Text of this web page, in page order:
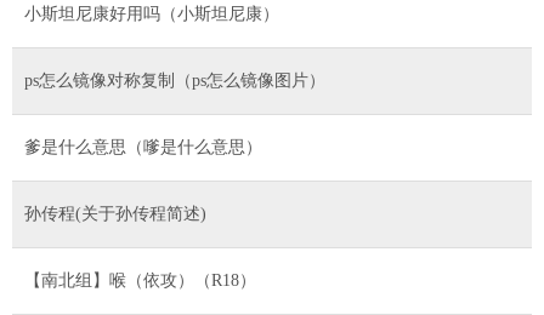
小斯坦尼康好用吗（小斯坦尼康）
ps怎么镜像对称复制（ps怎么镜像图片）
爹是什么意思（嗲是什么意思）
孙传程(关于孙传程简述)
【南北组】喉（依攻）（R18）